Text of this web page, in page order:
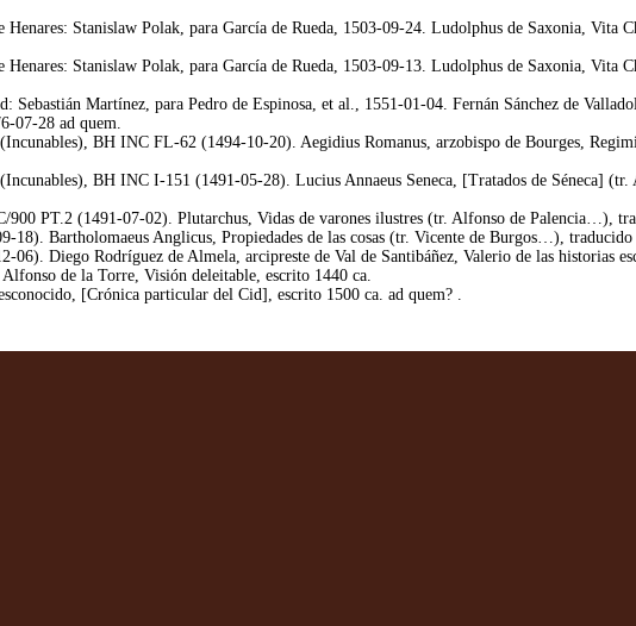
Stanislaw Polak, para García de Rueda, 1503-09-24. Ludolphus de Saxonia, Vita
Stanislaw Polak, para García de Rueda, 1503-09-13. Ludolphus de Saxonia, Vita
Martínez, para Pedro de Espinosa, et al., 1551-01-04. Fernán Sánchez de
07-28 ad quem.
BH INC FL-62 (1494-10-20). Aegidius Romanus, arzobispo de Bourges,
BH INC I-151 (1491-05-28). Lucius Annaeus Seneca, [Tratados de Séneca] (tr.
PT.2 (1491-07-02). Plutarchus, Vidas de varones ilustres (tr. Alfonso de Palencia…),
Bartholomaeus Anglicus, Propiedades de las cosas (tr. Vicente de Burgos…), traducido
Diego Rodríguez de Almela, arcipreste de Val de Santibáñez, Valerio de las historias
de la Torre, Visión deleitable, escrito 1440 ca.
[Crónica particular del Cid], escrito 1500 ca. ad quem? .